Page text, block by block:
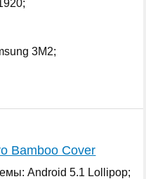
3M2;
Bamboo Cover
Android 5.1 Lollipop;